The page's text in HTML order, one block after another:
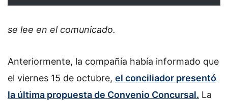
se lee en el comunicado.
Anteriormente, la compañía había informado que
el viernes 15 de octubre, el conciliador presentó
la última propuesta de Convenio Concursal. La